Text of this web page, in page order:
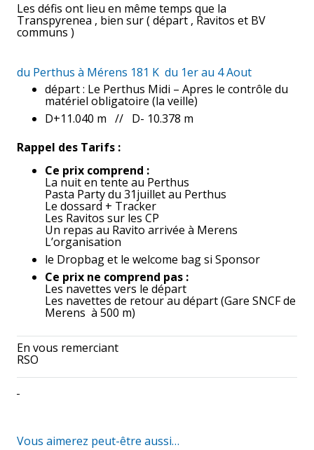
Les défis ont lieu en même temps que la
Transpyrenea , bien sur ( départ , Ravitos et BV
communs )
du Perthus à Mérens 181 K du 1er au 4 Aout
départ : Le Perthus Midi – Apres le contrôle du
matériel obligatoire (la veille)
D+11.040 m // D- 10.378 m
Rappel des Tarifs :
Ce prix comprend :
La nuit en tente au Perthus
Pasta Party du 31juillet au Perthus
Le dossard + Tracker
Les Ravitos sur les CP
Un repas au Ravito arrivée à Merens
L’organisation
le Dropbag et le welcome bag si Sponsor
Ce prix ne comprend pas :
Les navettes vers le départ
Les navettes de retour au départ (Gare SNCF de
Merens à 500 m)
En vous remerciant
RSO
Vous aimerez peut-être aussi…